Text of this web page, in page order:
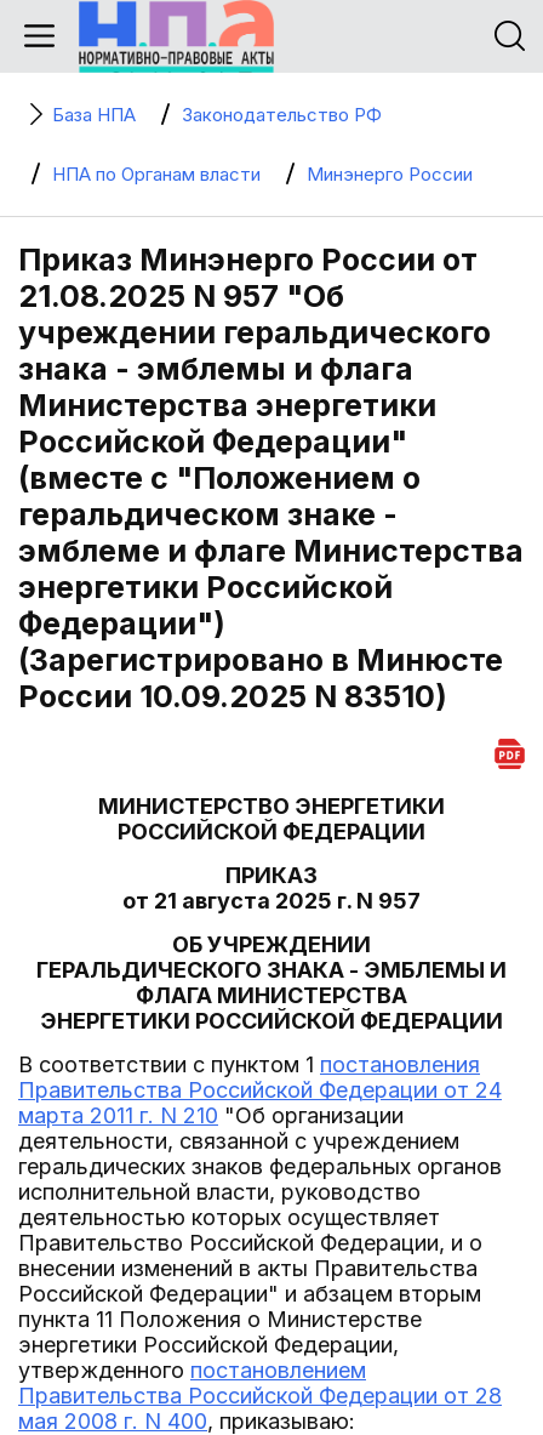
База НПА Законодательство РФ
НПА по Органам власти Минэнерго России
Приказ Минэнерго России от
21.08.2025 N 957 "Об
учреждении геральдического
знака - эмблемы и флага
Министерства энергетики
Российской Федерации"
(вместе с "Положением о
геральдическом знаке -
эмблеме и флаге Министерства
энергетики Российской
Федерации")
(Зарегистрировано в Минюсте
России 10.09.2025 N 83510)
МИНИСТЕРСТВО ЭНЕРГЕТИКИ
РОССИЙСКОЙ ФЕДЕРАЦИИ
ПРИКАЗ
от 21 августа 2025 г. N 957
ОБ УЧРЕЖДЕНИИ
ГЕРАЛЬДИЧЕСКОГО ЗНАКА - ЭМБЛЕМЫ И
ФЛАГА МИНИСТЕРСТВА
ЭНЕРГЕТИКИ РОССИЙСКОЙ ФЕДЕРАЦИИ
В соответствии с пунктом 1 постановления
Правительства Российской Федерации от 24
марта 2011 г. N 210 "Об организации
деятельности, связанной с учреждением
геральдических знаков федеральных органов
исполнительной власти, руководство
деятельностью которых осуществляет
Правительство Российской Федерации, и о
внесении изменений в акты Правительства
Российской Федерации" и абзацем вторым
пункта 11 Положения о Министерстве
энергетики Российской Федерации,
утвержденного постановлением
Правительства Российской Федерации от 28
мая 2008 г. N 400, приказываю: